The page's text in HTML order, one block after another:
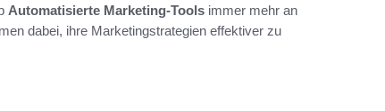
Automatisierte Marketing-Tools immer mehr an
dabei, ihre Marketingstrategien effektiver zu